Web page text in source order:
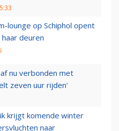
lounge op Schiphol opent
deuren
nu verbonden met
zeven uur rijden'
krijgt komende winter
naar